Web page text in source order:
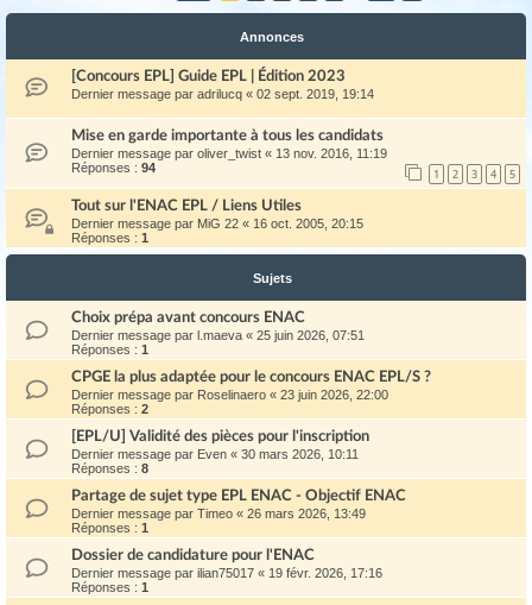
e
Annonces
[Concours EPL] Guide EPL | Édition 2023
Dernier message par adrilucq « 02 sept. 2019, 19:14
Mise en garde importante à tous les candidats
Dernier message par oliver_twist « 13 nov. 2016, 11:19
Réponses : 94 1 2 3 4 5
Tout sur l'ENAC EPL / Liens Utiles
Dernier message par MiG 22 « 16 oct. 2005, 20:15
Réponses : 1
Sujets
Choix prépa avant concours ENAC
Dernier message par l.maeva « 25 juin 2026, 07:51
Réponses : 1
CPGE la plus adaptée pour le concours ENAC EPL/S ?
Dernier message par Roselinaero « 23 juin 2026, 22:00
Réponses : 2
[EPL/U] Validité des pièces pour l'inscription
Dernier message par Even « 30 mars 2026, 10:11
Réponses : 8
Partage de sujet type EPL ENAC - Objectif ENAC
Dernier message par Timeo « 26 mars 2026, 13:49
Réponses : 1
Dossier de candidature pour l'ENAC
Dernier message par ilian75017 « 19 févr. 2026, 17:16
Réponses : 1